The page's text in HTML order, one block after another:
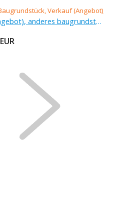
Verkauf (Angebot), anderes baugrundstück, 1 311 m
EUR